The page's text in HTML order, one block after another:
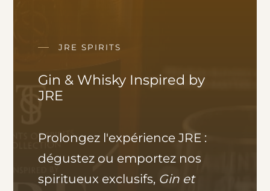
JRE SPIRITS
Gin & Whisky Inspired by
JRE
Prolongez l'expérience JRE :
dégustez ou emportez nos
spiritueux exclusifs, Gin et